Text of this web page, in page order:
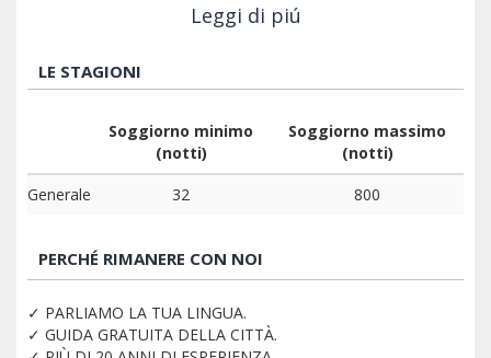
Leggi di piú
LE STAGIONI
Soggiorno minimo
(notti)
Soggiorno massimo
(notti)
Generale
32 800
PERCHÉ RIMANERE CON NOI
✓ PARLIAMO LA TUA LINGUA.
✓ GUIDA GRATUITA DELLA CITTÀ.